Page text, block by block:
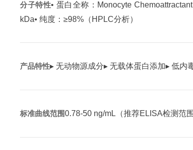
分子特性• 蛋白全称：Monocyte
kDa• 纯度：≥98%（HPLC分析）
产品特性▸ 无动物源成分▸ 无载体蛋白添加▸ 低内
标准曲线范围0.78-50 ng/mL（推荐ELISA检测范